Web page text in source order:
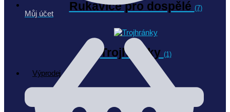
Rukavice pro dospělé (7)
Trojhránky (1)
Výprodej
Můj účet